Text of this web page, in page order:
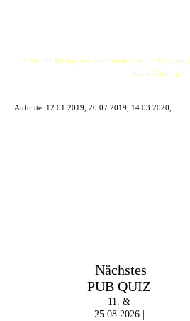
* Für die Richtigkeit, den Inhalt und die
keine Haftung *
Auftritte: 12.01.2019, 20.07.2019, 14.03.2020,
Nächstes
PUB QUIZ
11. &
25.08.2026 |